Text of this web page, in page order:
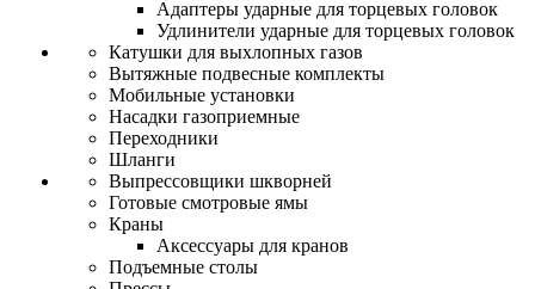
Адаптеры ударные для торцевых головок
Удлинители ударные для торцевых головок
Катушки для выхлопных газов
Вытяжные подвесные комплекты
Мобильные установки
Насадки газоприемные
Переходники
Шланги
Выпрессовщики шкворней
Готовые смотровые ямы
Краны
Аксессуары для кранов
Подъемные столы